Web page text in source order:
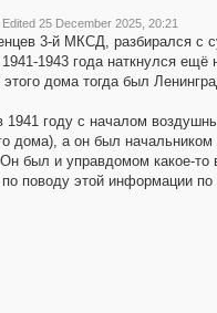
Edited 25 December 2025, 20:21
3-й МКСД, разбирался с
1943 года наткнулся
дома тогда был
1941 году с началом
дома), а он был начальником
был и управдомом какое-то
по поводу этой информации